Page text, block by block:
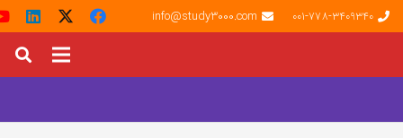
001-778-3409340
info@study3000.com